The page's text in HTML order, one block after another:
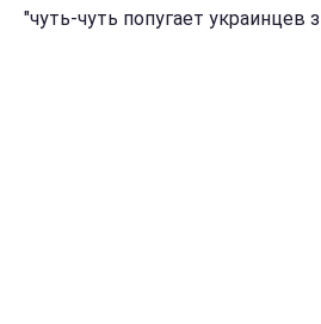
"чуть-чуть попугает украинцев